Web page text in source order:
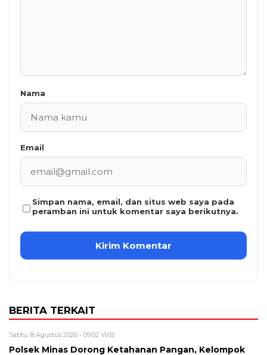
Nama
Email
Simpan nama, email, dan situs web saya pada
peramban ini untuk komentar saya berikutnya.
BERITA TERKAIT
Sabtu, 8 Agustus 2026 - 09:02 WIB
Polsek Minas Dorong Ketahanan Pangan, Kelompok